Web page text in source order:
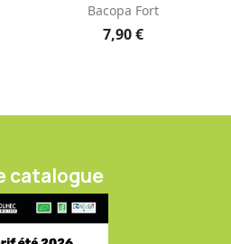
Bacopa Fort
7,90 €
catalogue